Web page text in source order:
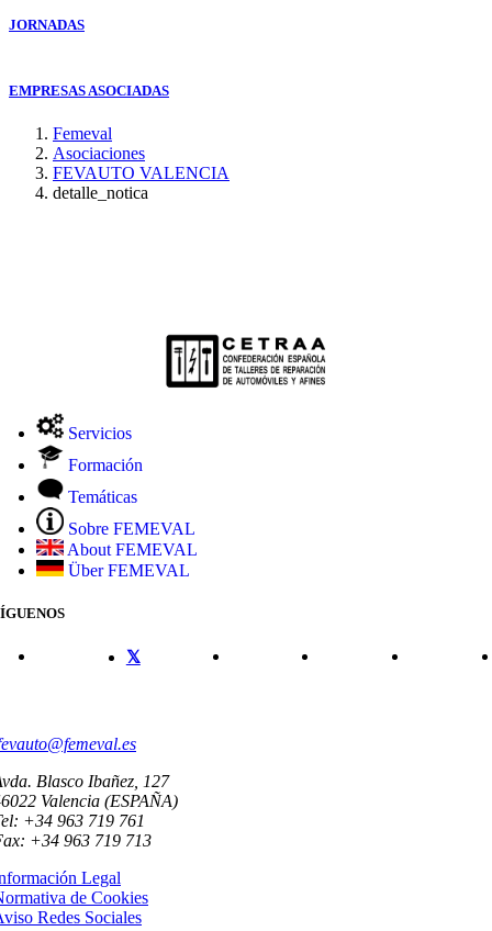
JORNADAS
EMPRESAS ASOCIADAS
Femeval
Asociaciones
FEVAUTO VALENCIA
detalle_notica
Servicios
Formación
Temáticas
Sobre FEMEVAL
About FEMEVAL
Über FEMEVAL
Blasco Ibañez, 127
Valencia (ESPAÑA)
+34 963 719 761
+34 963 719 713
Legal
de Cookies
Redes Sociales